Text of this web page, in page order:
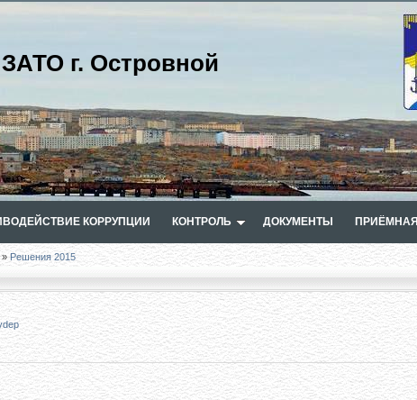
г. Островной
КОРРУПЦИИ КОНТРОЛЬ ДОКУМЕНТЫ ПРИЁМНАЯ
»Решения 2015